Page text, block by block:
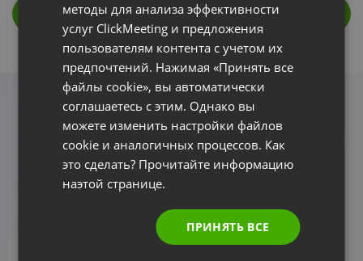
СОГЛАСИСЬ И НАЧНИ БЕСПЛАТНО
Проводите онлайн-конференции и
вебинары для студентов, заказчиков
и рабочих коллективов.
Простая и удобная платформа для проведения
PORTUGUESE
ITALIAN
методы для анализа эффективности
услуг ClickMeeting и предложения
пользователям контента с учетом их
предпочтений. Нажимая «Принять все
файлы cookie», вы автоматически
соглашаетесь с этим. Однако вы
можете изменить настройки файлов
cookie и аналогичных процессов. Как
это сделать? Прочитайте информацию
наэтой странице.
ПРИНЯТЬ ВСЕ